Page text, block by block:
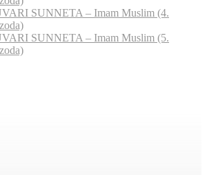
SUNNETA – Imam Muslim (4.
SUNNETA – Imam Muslim (5.